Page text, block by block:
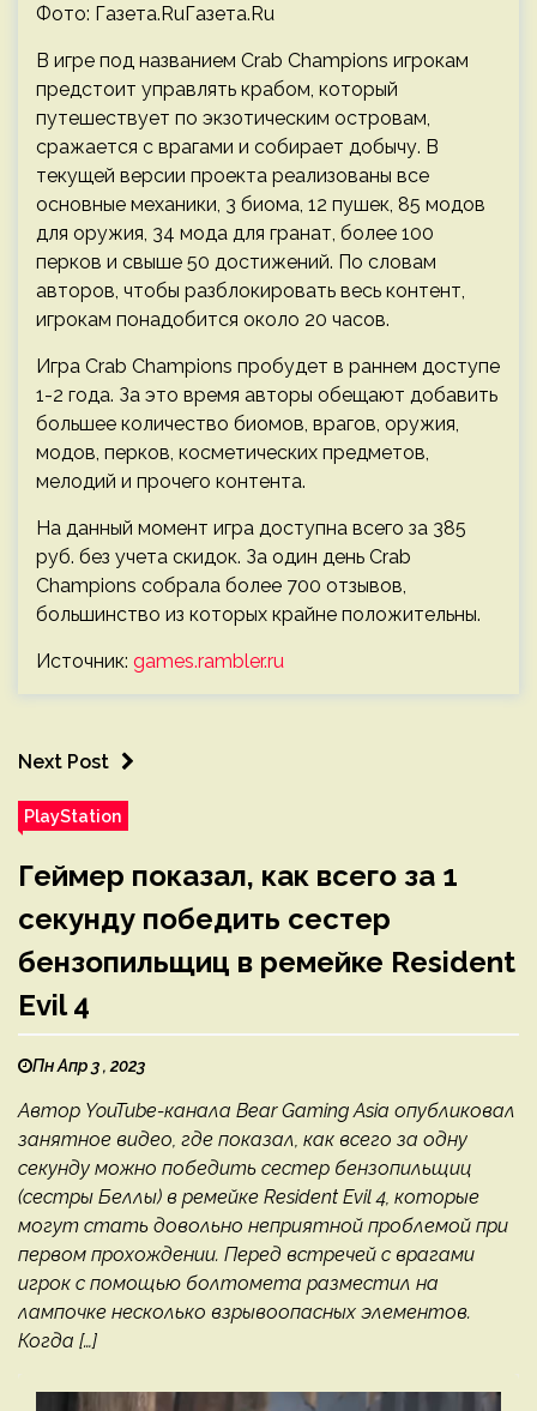
Фото: Газета.RuГазета.Ru
В игре под названием Crab Champions игрокам
предстоит управлять крабом, который
путешествует по экзотическим островам,
сражается с врагами и собирает добычу. В
текущей версии проекта реализованы все
основные механики, 3 биома, 12 пушек, 85 модов
для оружия, 34 мода для гранат, более 100
перков и свыше 50 достижений. По словам
авторов, чтобы разблокировать весь контент,
игрокам понадобится около 20 часов.
Игра Crab Champions пробудет в раннем доступе
1-2 года. За это время авторы обещают добавить
большее количество биомов, врагов, оружия,
модов, перков, косметических предметов,
мелодий и прочего контента.
На данный момент игра доступна всего за 385
руб. без учета скидок. За один день Crab
Champions собрала более 700 отзывов,
большинство из которых крайне положительны.
Источник: games.rambler.ru
Next Post
PlayStation
Геймер показал, как всего за 1
секунду победить сестер
бензопильщиц в ремейке Resident
Evil 4
Пн Апр 3 , 2023
Автор YouTube-канала Bear Gaming Asia опубликовал
занятное видео, где показал, как всего за одну
секунду можно победить сестер бензопильщиц
(сестры Беллы) в ремейке Resident Evil 4, которые
могут стать довольно неприятной проблемой при
первом прохождении. Перед встречей с врагами
игрок с помощью болтомета разместил на
лампочке несколько взрывоопасных элементов.
Когда […]